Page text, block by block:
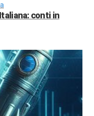
conti in